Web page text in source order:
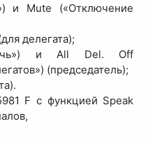
и Mute («Отключение
делегата);
и All Del. Off
(председатель);
F с функцией Speak